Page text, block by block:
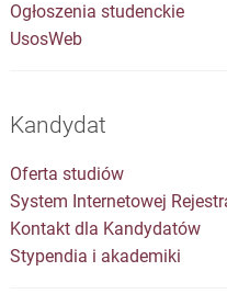
Ogłoszenia studenckie
UsosWeb
Kandydat
Oferta studiów
System Internetowej
Kontakt dla Kandydatów
Stypendia i akademiki